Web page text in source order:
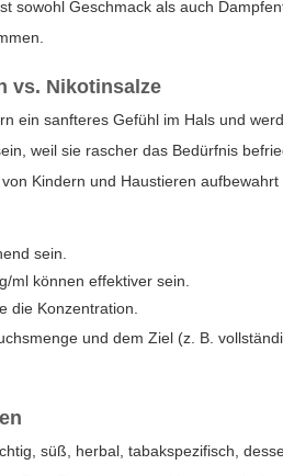
sowohl Geschmack als auch
vs. Nikotinsalze
ein sanfteres Gefühl im Hals und
weil sie rascher das Bedürfnis
Kindern und Haustieren aufbewahrt
sein.
ml können effektiver sein.
die Konzentration.
und dem Ziel (z. B.
süß, herbal, tabakspezifisch,